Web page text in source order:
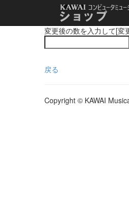
変更後の数を入力して[変
戻る
Copyright © KAWAI